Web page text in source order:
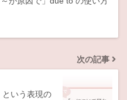
次の記事
という表現の